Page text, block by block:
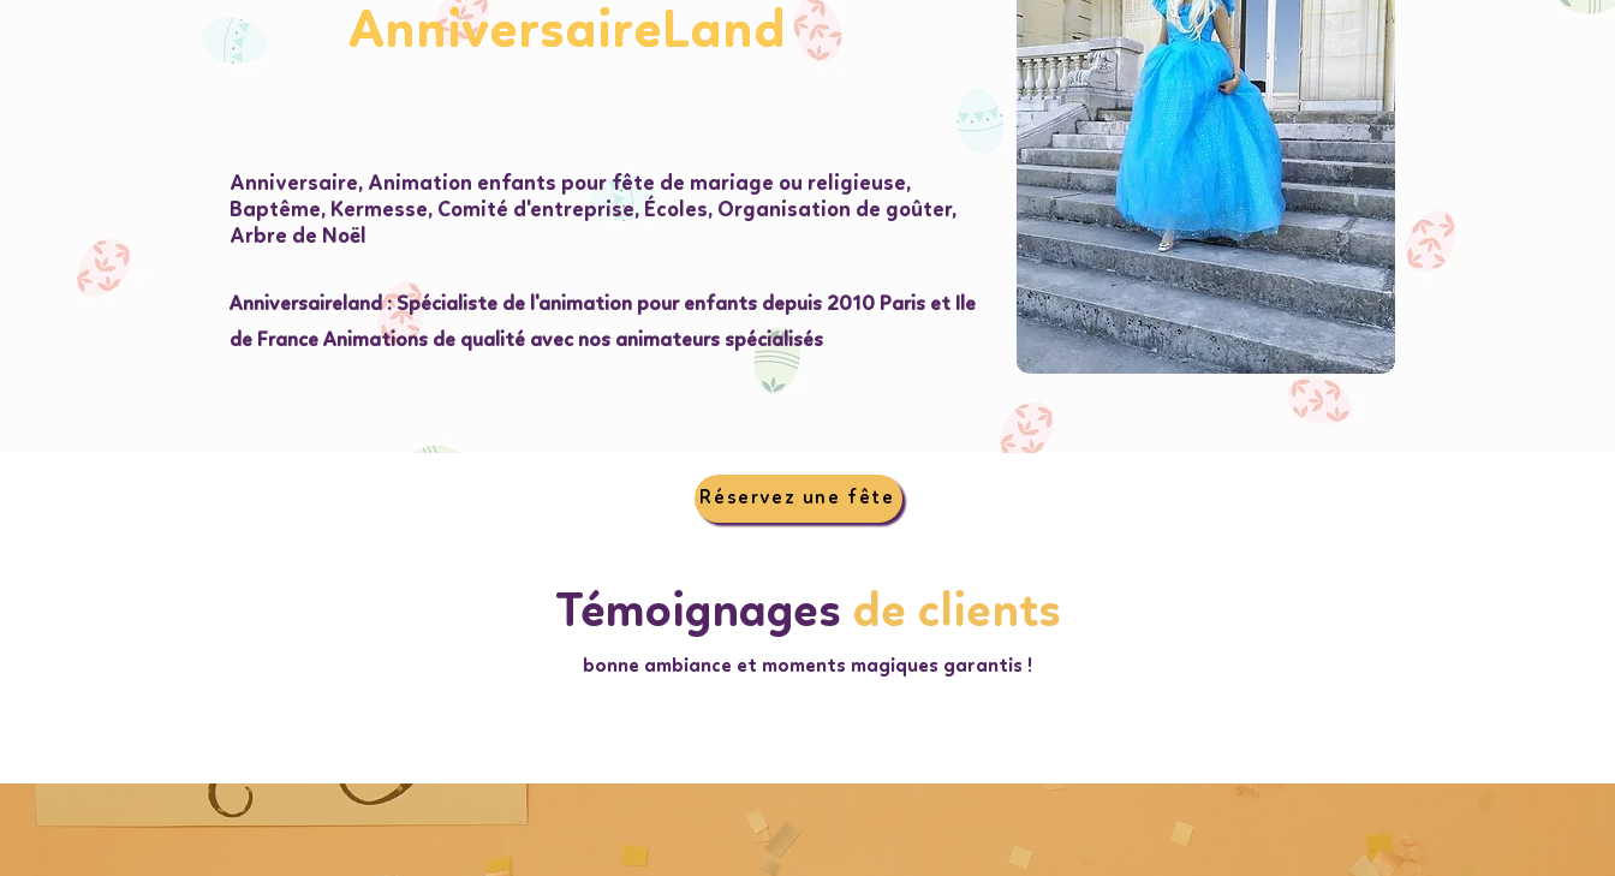
AnniversaireLand
AnniversaireLand
Anniversaire, Animation enfants pour fête de mariage ou religieuse,
Baptême, Kermesse, Comité d'entreprise, Écoles, Organisation de goûter,
Arbre de Noël
Anniversaireland : Spécialiste de l'animation pour enfants depuis 2010 Paris et Ile
de France Animations de qualité avec nos animateurs spécialisés
Réservez une fête
Témoignages de clients
bonne ambiance et moments magiques garantis !